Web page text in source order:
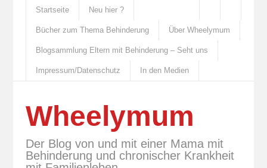
Startseite Neu hier ?
Bücher zum Thema Behinderung Über Wheelymum
Blogsammlung Eltern mit Behinderung – Seht uns
Impressum/Datenschutz In den Medien
Wheelymum
Der Blog von und mit einer Mama mit
Behinderung und chronischer Krankheit